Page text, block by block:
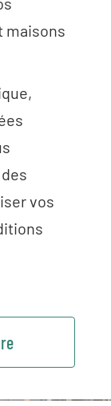
maisons
vos